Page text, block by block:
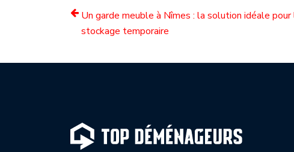
Un garde meuble à Nîmes : la solution idéale pour
stockage temporaire